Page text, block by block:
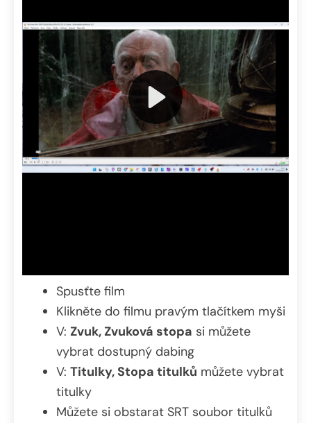
Spusťte film
Klikněte do filmu pravým tlačítkem myši
V: Zvuk, Zvuková stopa si můžete
vybrat dostupný dabing
V: Titulky, Stopa titulků můžete vybrat
titulky
Můžete si obstarat SRT soubor titulků